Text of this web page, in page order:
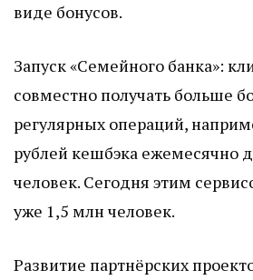
виде бонусов.
Запуск «Семейного банка»:
совместно получать больше
регулярных операций,
рублей кешбэка ежемесячно
человек. Сегодня этим
уже 1,5 млн человек.
Развитие партнёрских